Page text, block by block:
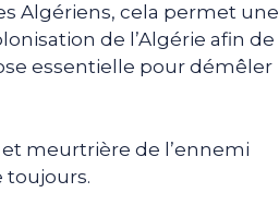
Algériens, cela permet une
de l’Algérie afin de
essentielle pour démêler
meurtrière de l’ennemi
toujours.